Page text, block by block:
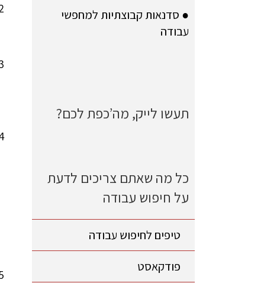
● סדנאות קבוצתיות למחפשי
עבודה
תעשו לייק, מה’כפת לכם?
כל מה שאתם צריכים לדעת
על חיפוש עבודה
טיפים לחיפוש עבודה
פודקאסט